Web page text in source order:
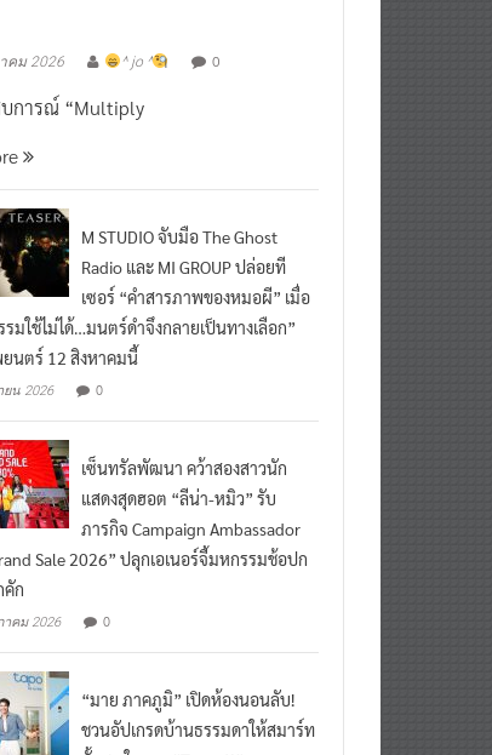
คม 2026 ^ jo ^ 0
บการณ์ “Multiply
M STUDIO จับมือ The Ghost
Radio และ MI GROUP ปล่อยที
เซอร์ “คำสารภาพของหมอผี” เมื่อ
มใช้ไม่ได้…มนตร์ดำจึงกลายเป็นทางเลือก”
ยนตร์ 12 สิงหาคมนี้
ยน 2026 0
เซ็นทรัลพัฒนา คว้าสองสาวนัก
แสดงสุดฮอต “ลีน่า-หมิว” รับ
ภารกิจ Campaign Ambassador
Sale 2026” ปลุกเอเนอร์จี้มหกรรมช้อปก
คัก
คม 2026 0
“มาย ภาคภูมิ” เปิดห้องนอนลับ!
ชวนอัปเกรดบ้านธรรมดาให้สมาร์ท